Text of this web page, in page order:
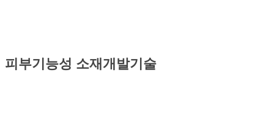
피부기능성 소재개발기술